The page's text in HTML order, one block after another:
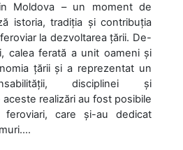
Moldova – un moment de
istoria, tradiția și contribuția
la dezvoltarea țării. De-
calea ferată a unit oameni și
țării și a reprezentat un
disciplinei și
realizări au fost posibile
feroviari, care și-au dedicat